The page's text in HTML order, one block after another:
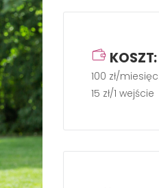
KOSZT:
100 zł/
15 zł/1 wejście